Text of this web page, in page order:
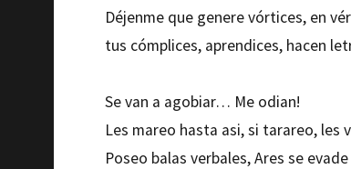
Déjenme que genere vórtices, en
tus cómplices, aprendices, hacen
Se van a agobiar… Me odian!
Les mareo hasta asi, si tarareo, les
Poseo balas verbales, Ares se